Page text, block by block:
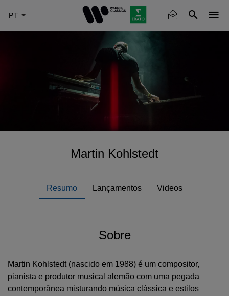
main
Martin Kohlstedt
Resumo Lançamentos Videos
Sobre
Martin Kohlstedt (nascido em 1988) é um compositor,
pianista e produtor musical alemão com uma pegada
contemporânea misturando música clássica e estilos